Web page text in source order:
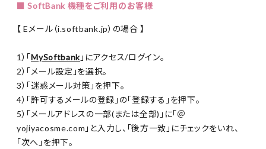
■ SoftBank 機種をご利用のお客様
【 Eメール（i.softbank.jp）の場合 】
1）「MySoftbank 」にアクセス/ログイン。
2）「メール設定」を選択。
3）「迷惑メール対策」を押下。
4）「許可するメールの登録」の「登録する」を押下。
5）「メールアドレスの一部(または全部)」に「＠
yojiyacosme.com」と入力し、「後方一致」にチェックをいれ、
「次へ」を押下。